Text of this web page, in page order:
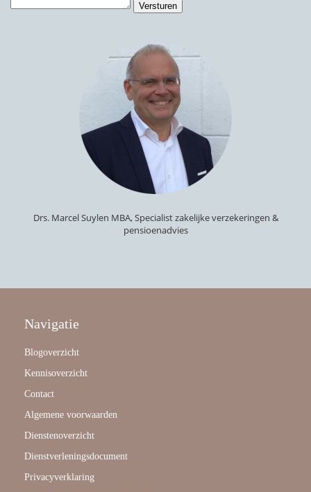
Versturen
Drs. Marcel Suylen MBA, Specialist zakelijke verzekeringen &
pensioenadvies
Navigatie
Blogoverzicht
Kennisoverzicht
Contact
Algemene voorwaarden
Dienstenoverzicht
Dienstverleningsdocument
Privacyverklaring